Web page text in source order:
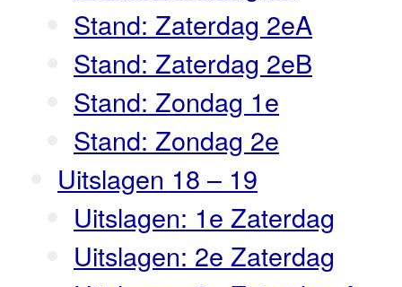
Stand: Zaterdag 2eA
Stand: Zaterdag 2eB
Stand: Zondag 1e
Stand: Zondag 2e
Uitslagen 18 – 19
Uitslagen: 1e Zaterdag
Uitslagen: 2e Zaterdag